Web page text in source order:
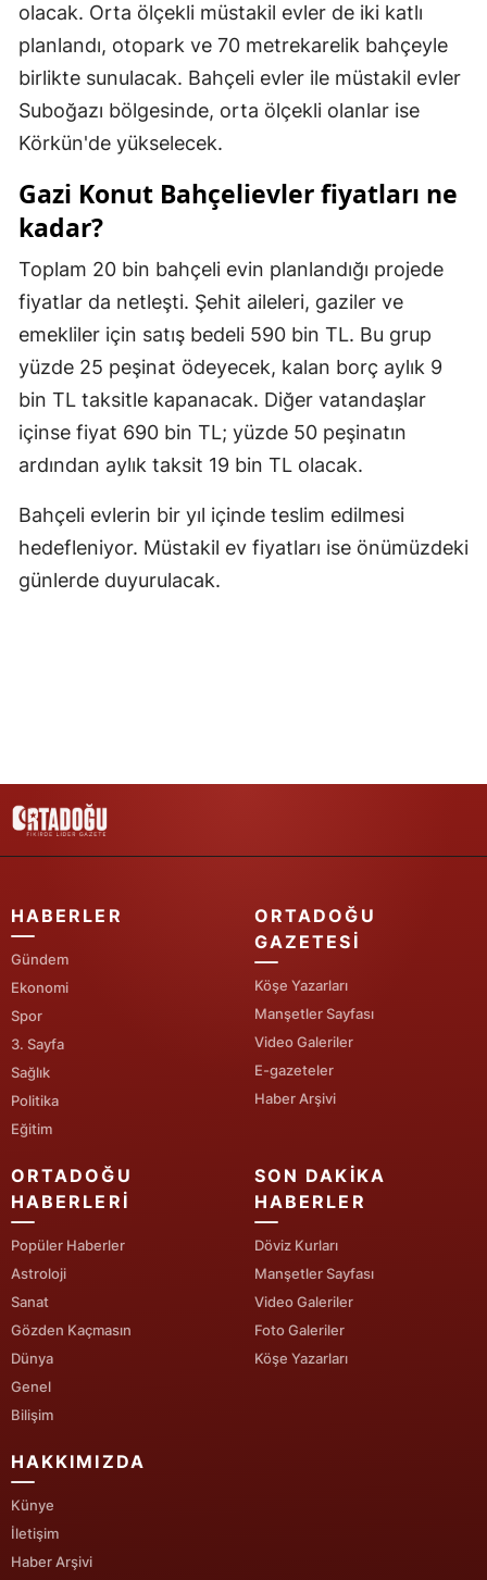
Şanlıurfa
Uşak
Van
Zonguldak
Bayburt
Karaman
Kırıkkale
Batman
Şırnak
Bartın
Ardahan
Osmaniye
olacak. Orta ölçekli müstakil evler de iki katlı
planlandı, otopark ve 70 metrekarelik bahçeyle
birlikte sunulacak. Bahçeli evler ile müstakil evler
Suboğazı bölgesinde, orta ölçekli olanlar ise
Körkün'de yükselecek.
Gazi Konut Bahçelievler fiyatları ne
kadar?
Toplam 20 bin bahçeli evin planlandığı projede
fiyatlar da netleşti. Şehit aileleri, gaziler ve
emekliler için satış bedeli 590 bin TL. Bu grup
yüzde 25 peşinat ödeyecek, kalan borç aylık 9
bin TL taksitle kapanacak. Diğer vatandaşlar
içinse fiyat 690 bin TL; yüzde 50 peşinatın
ardından aylık taksit 19 bin TL olacak.
Bahçeli evlerin bir yıl içinde teslim edilmesi
hedefleniyor. Müstakil ev fiyatları ise önümüzdeki
günlerde duyurulacak.
HABERLER
Gündem
Ekonomi
Spor
3. Sayfa
Sağlık
Politika
Eğitim
ORTADOĞU
GAZETESI
Köşe Yazarları
Manşetler Sayfası
Video Galeriler
E-gazeteler
Haber Arşivi
ORTADOĞU
HABERLERI
Popüler Haberler
Astroloji
Sanat
Gözden Kaçmasın
Dünya
Genel
Bilişim
SON DAKIKA
HABERLER
Döviz Kurları
Manşetler Sayfası
Video Galeriler
Foto Galeriler
Köşe Yazarları
HAKKIMIZDA
Künye
İletişim
Haber Arşivi